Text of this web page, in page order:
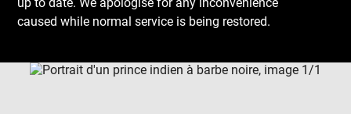
caused while normal service is being restored.
Download
Next
Previous